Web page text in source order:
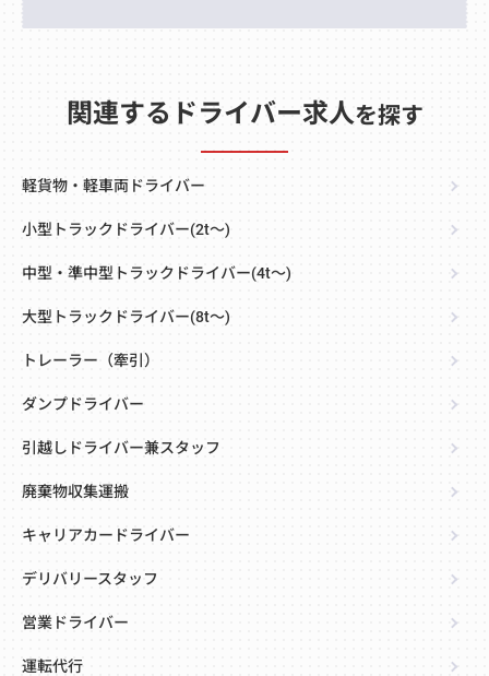
関連するドライバー求人を探す
軽貨物・軽車両ドライバー
小型トラックドライバー(2t～)
中型・準中型トラックドライバー(4t～)
大型トラックドライバー(8t～)
トレーラー（牽引）
ダンプドライバー
引越しドライバー兼スタッフ
廃棄物収集運搬
キャリアカードライバー
デリバリースタッフ
営業ドライバー
運転代行